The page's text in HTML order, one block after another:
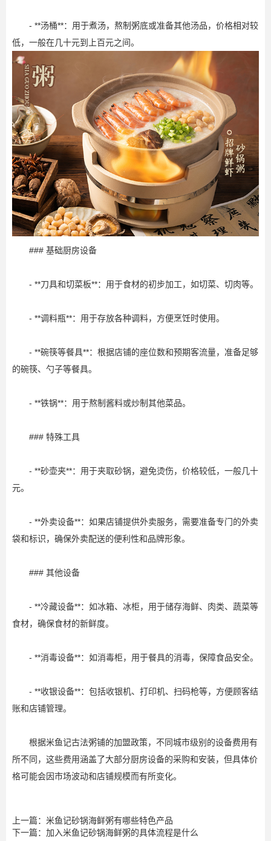
- **汤桶**：用于煮汤，熬制粥底或准备其他汤品，价格相对较
低，一般在几十元到上百元之间。
### 基础厨房设备
- **刀具和切菜板**：用于食材的初步加工，如切菜、切肉等。
- **调料瓶**：用于存放各种调料，方便烹饪时使用。
- **碗筷等餐具**：根据店铺的座位数和预期客流量，准备足够
的碗筷、勺子等餐具。
- **铁锅**：用于熬制酱料或炒制其他菜品。
### 特殊工具
- **砂壶夹**：用于夹取砂锅，避免烫伤，价格较低，一般几十
元。
- **外卖设备**：如果店铺提供外卖服务，需要准备专门的外卖
袋和标识，确保外卖配送的便利性和品牌形象。
### 其他设备
- **冷藏设备**：如冰箱、冰柜，用于储存海鲜、肉类、蔬菜等
食材，确保食材的新鲜度。
- **消毒设备**：如消毒柜，用于餐具的消毒，保障食品安全。
- **收银设备**：包括收银机、打印机、扫码枪等，方便顾客结
账和店铺管理。
根据米鱼记古法粥铺的加盟政策，不同城市级别的设备费用有
所不同，这些费用涵盖了大部分厨房设备的采购和安装，但具体价
格可能会因市场波动和店铺规模而有所变化。
上一篇：米鱼记砂锅海鲜粥有哪些特色产品
下一篇：加入米鱼记砂锅海鲜粥的具体流程是什么